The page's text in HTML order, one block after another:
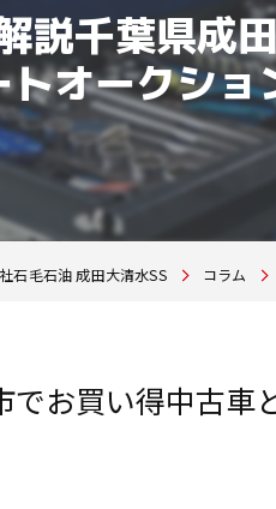
説千葉県成
トオークショ
石毛石油 成田大清水SS コラム
お買い得中古車